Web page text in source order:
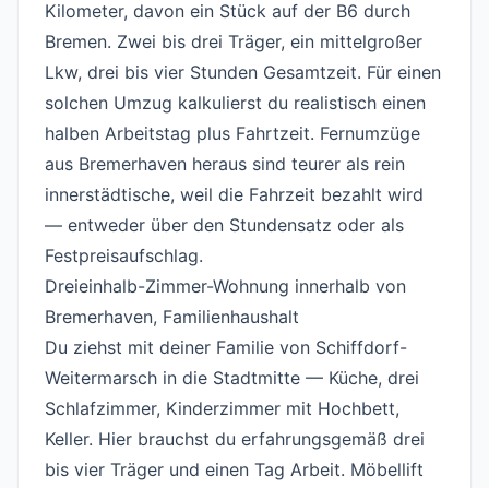
Kilometer, davon ein Stück auf der B6 durch
Bremen. Zwei bis drei Träger, ein mittelgroßer
Lkw, drei bis vier Stunden Gesamtzeit. Für einen
solchen Umzug kalkulierst du realistisch einen
halben Arbeitstag plus Fahrtzeit. Fernumzüge
aus Bremerhaven heraus sind teurer als rein
innerstädtische, weil die Fahrzeit bezahlt wird
— entweder über den Stundensatz oder als
Festpreisaufschlag.
Dreieinhalb-Zimmer-Wohnung innerhalb von
Bremerhaven, Familienhaushalt
Du ziehst mit deiner Familie von Schiffdorf-
Weitermarsch in die Stadtmitte — Küche, drei
Schlafzimmer, Kinderzimmer mit Hochbett,
Keller. Hier brauchst du erfahrungsgemäß drei
bis vier Träger und einen Tag Arbeit. Möbellift